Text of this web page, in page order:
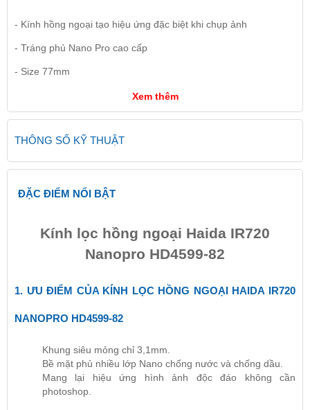
- Kính hồng ngoại tạo hiệu ứng đặc biệt khi chụp ảnh
- Tráng phủ Nano Pro cao cấp
- Size 77mm
Xem thêm
THÔNG SỐ KỸ THUẬT
ĐẶC ĐIỂM NỔI BẬT
Kính lọc hồng ngoại Haida IR720
Nanopro HD4599-82
1. ƯU ĐIỂM CỦA KÍNH LỌC HỒNG NGOẠI HAIDA IR720
NANOPRO HD4599-82
Khung siêu mỏng chỉ 3,1mm.
Bề mặt phủ nhiều lớp Nano chống nước và chống dầu.
Mang lại hiệu ứng hình ảnh độc đáo không cần
photoshop.